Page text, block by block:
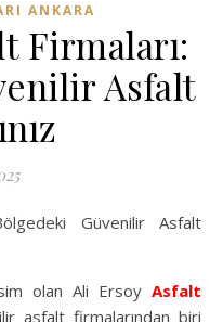
ANKARA
Firmaları:
Asfalt
Güvenilir Asfalt
olan Ali Ersoy Asfalt
asfalt firmalarından biri